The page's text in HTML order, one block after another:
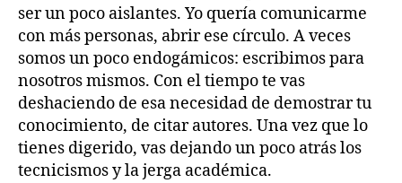
ser un poco aislantes. Yo quería comunicarme
con más personas, abrir ese círculo. A veces
somos un poco endogámicos: escribimos para
nosotros mismos. Con el tiempo te vas
deshaciendo de esa necesidad de demostrar tu
conocimiento, de citar autores. Una vez que lo
tienes digerido, vas dejando un poco atrás los
tecnicismos y la jerga académica.